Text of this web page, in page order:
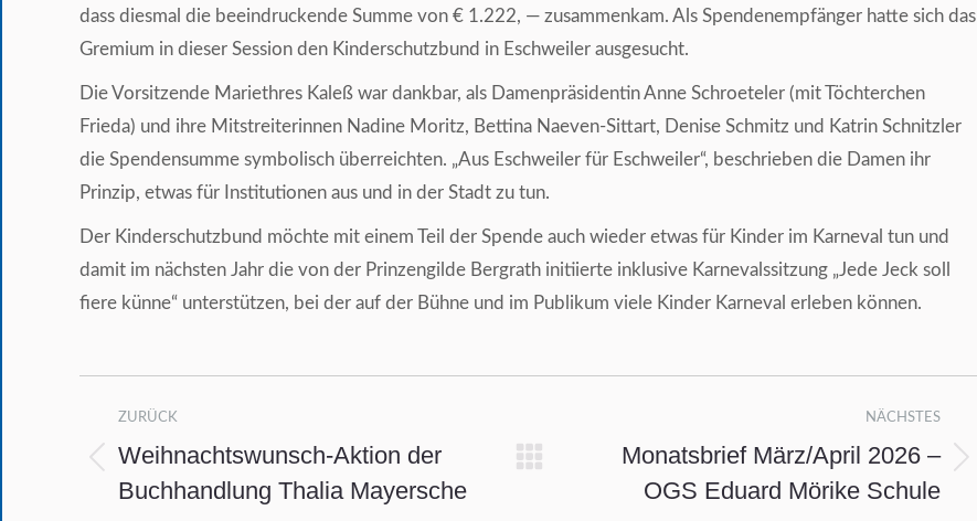
dass diesmal die beeindruckende Summe von € 1.222, — zusammenkam. Als Spendenempfänger hatte sich das
Gremium in dieser Session den Kinderschutzbund in Eschweiler ausgesucht.
Die Vorsitzende Mariethres Kaleß war dankbar, als Damenpräsidentin Anne Schroeteler (mit Töchterchen
Frieda) und ihre Mitstreiterinnen Nadine Moritz, Bettina Naeven-Sittart, Denise Schmitz und Katrin Schnitzler
die Spendensumme symbolisch überreichten. „Aus Eschweiler für Eschweiler“, beschrieben die Damen ihr
Prinzip, etwas für Institutionen aus und in der Stadt zu tun.
Der Kinderschutzbund möchte mit einem Teil der Spende auch wieder etwas für Kinder im Karneval tun und
damit im nächsten Jahr die von der Prinzengilde Bergrath initiierte inklusive Karnevalssitzung „Jede Jeck soll
fiere künne“ unterstützen, bei der auf der Bühne und im Publikum viele Kinder Karneval erleben können.
ZURÜCK
Beitrag:
Weihnachtswunsch-Aktion der
Buchhandlung Thalia Mayersche
NÄCHSTES
Monatsbrief März/April 2026 –
OGS Eduard Mörike Schule